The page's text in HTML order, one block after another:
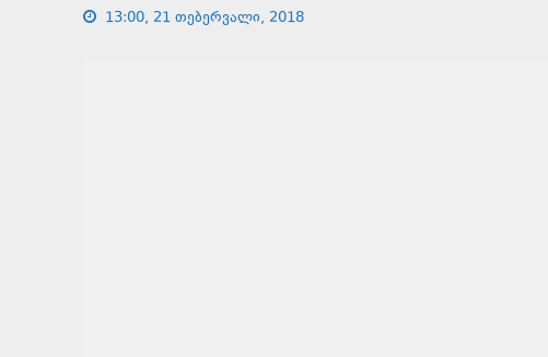
13:00, 21 თებერვალი, 2018